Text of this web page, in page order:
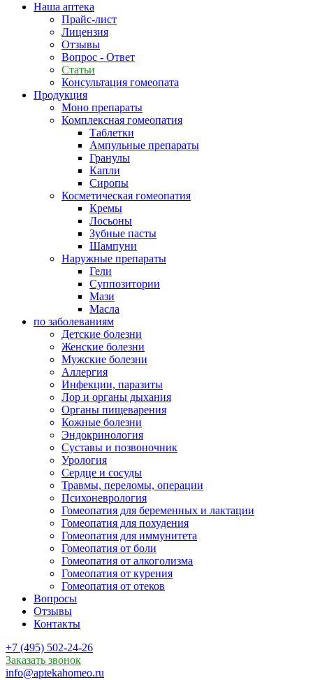
Наша аптека
Прайс-лист
Лицензия
Отзывы
Вопрос - Ответ
Статьи
Консультация гомеопата
Продукция
Моно препараты
Комплексная гомеопатия
Таблетки
Ампульные препараты
Гранулы
Капли
Сиропы
Косметическая гомеопатия
Кремы
Лосьоны
Зубные пасты
Шампуни
Наружные препараты
Гели
Суппозитории
Мази
Масла
по заболеваниям
Детские болезни
Женские болезни
Мужские болезни
Аллергия
Инфекции, паразиты
Лор и органы дыхания
Органы пищеварения
Кожные болезни
Эндокринология
Суставы и позвоночник
Урология
Сердце и сосуды
Травмы, переломы, операции
Психоневрология
Гомеопатия для беременных и лактации
Гомеопатия для похудения
Гомеопатия для иммунитета
Гомеопатия от боли
Гомеопатия от алкоголизма
Гомеопатия от курения
Гомеопатия от отеков
Вопросы
Отзывы
Контакты
+7 (495) 502-24-26
Заказать звонок
info@aptekahomeo.ru